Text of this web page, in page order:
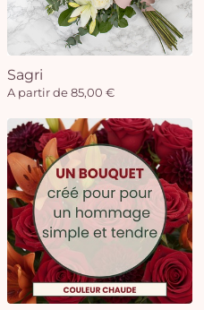
Sagri
A partir de 85,00 €